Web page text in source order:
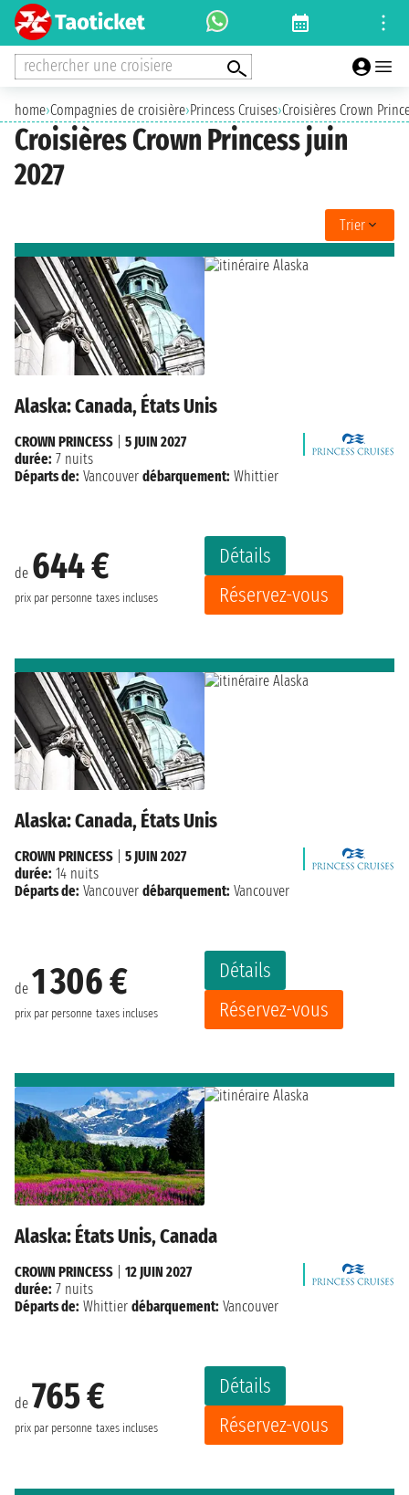
rechercher une croisiere
home›Compagnies de croisière›Princess Cruises›Croisières Crown
Croisières Crown Princess juin
2027
Trier
Alaska: Canada, États Unis
de 644 €
prix par personne taxes incluses
Détails
Réservez-vous
CROWN PRINCESS
5 JUIN 2027
durée: 7 nuits
Départs de: Vancouver débarquement: Whittier
Alaska: Canada, États Unis
de 1 306 €
prix par personne taxes incluses
Détails
Réservez-vous
CROWN PRINCESS
5 JUIN 2027
durée: 14 nuits
Départs de: Vancouver débarquement: Vancouver
Alaska: États Unis, Canada
de 765 €
prix par personne taxes incluses
Détails
Réservez-vous
CROWN PRINCESS
12 JUIN 2027
durée: 7 nuits
Départs de: Whittier débarquement: Vancouver